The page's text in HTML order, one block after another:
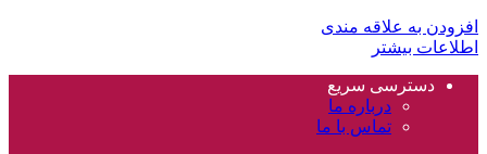
افزودن به علاقه مندی
اطلاعات بیشتر
دسترسی سریع
درباره ما
تماس با ما